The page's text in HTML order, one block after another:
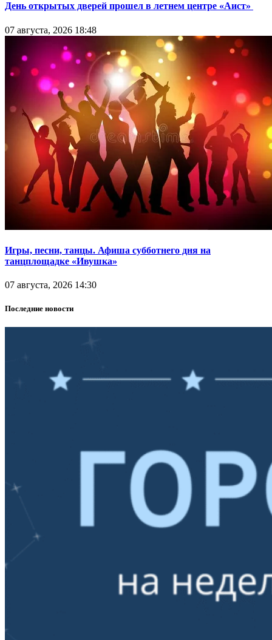
День открытых дверей прошел в летнем центре «Аист»
07 августа, 2026 18:48
Игры, песни, танцы. Афиша субботнего дня на
танцплощадке «Ивушка»
07 августа, 2026 14:30
Последние новости